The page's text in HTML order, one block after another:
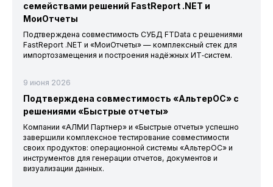
семействами решений FastReport .NET и
МоиОтчеты
Подтверждена совместимость СУБД FTData с решениями
FastReport .NET и «МоиОтчеты» — комплексный стек для
импортозамещения и построения надёжных ИТ‑систем.
9 июня 2026
Подтверждена совместимость «АльтерОС» с
решениями «Быстрые отчеты»
Компании «АЛМИ Партнер» и «Быстрые отчеты» успешно
завершили комплексное тестирование совместимости
своих продуктов: операционной системы «АльтерОС» и
инструментов для генерации отчетов, документов и
визуализации данных.